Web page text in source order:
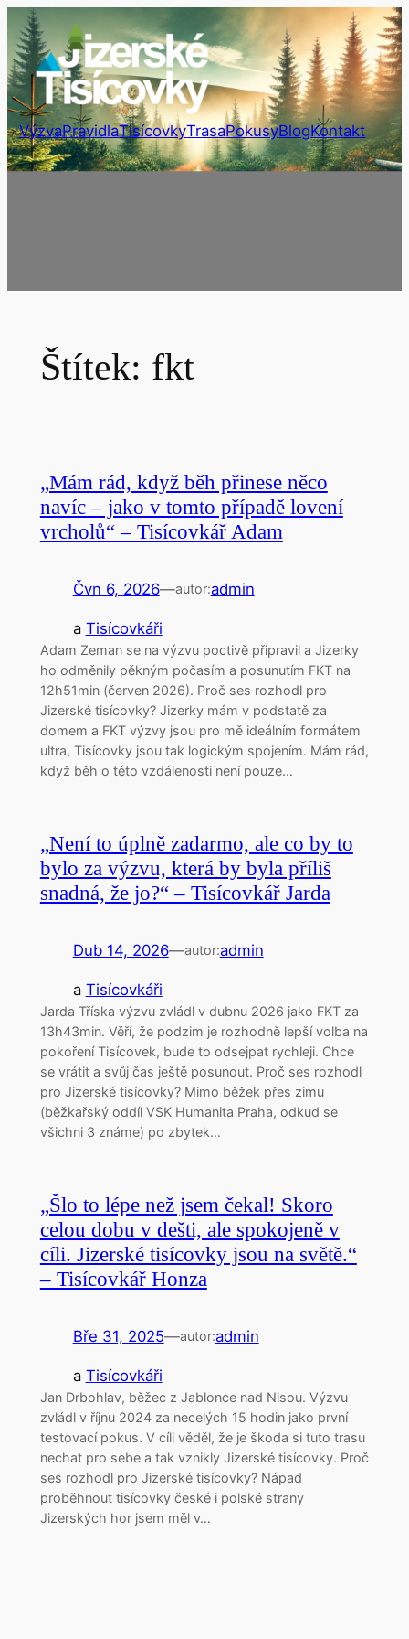
Přeskočit
na
obsah
VýzvaPravidlaTisícovkyTrasaPokusyBlogKontakt
Štítek: fkt
„Mám rád, když běh přinese něco
navíc – jako v tomto případě lovení
vrcholů“ – Tisícovkář Adam
Čvn 6, 2026—autor:admin
a Tisícovkáři
Adam Zeman se na výzvu poctivě připravil a Jizerky
ho odměnily pěkným počasím a posunutím FKT na
12h51min (červen 2026). Proč ses rozhodl pro
Jizerské tisícovky? Jizerky mám v podstatě za
domem a FKT výzvy jsou pro mě ideálním formátem
ultra, Tisícovky jsou tak logickým spojením. Mám rád,
když běh o této vzdálenosti není pouze…
„Není to úplně zadarmo, ale co by to
bylo za výzvu, která by byla příliš
snadná, že jo?“ – Tisícovkář Jarda
Dub 14, 2026—autor:admin
a Tisícovkáři
Jarda Tříska výzvu zvládl v dubnu 2026 jako FKT za
13h43min. Věří, že podzim je rozhodně lepší volba na
pokoření Tisícovek, bude to odsejpat rychleji. Chce
se vrátit a svůj čas ještě posunout. Proč ses rozhodl
pro Jizerské tisícovky? Mimo běžek přes zimu
(běžkařský oddíl VSK Humanita Praha, odkud se
všichni 3 známe) po zbytek…
„Šlo to lépe než jsem čekal! Skoro
celou dobu v dešti, ale spokojeně v
cíli. Jizerské tisícovky jsou na světě.“
– Tisícovkář Honza
Bře 31, 2025—autor:admin
a Tisícovkáři
Jan Drbohlav, běžec z Jablonce nad Nisou. Výzvu
zvládl v říjnu 2024 za necelých 15 hodin jako první
testovací pokus. V cíli věděl, že je škoda si tuto trasu
nechat pro sebe a tak vznikly Jizerské tisícovky. Proč
ses rozhodl pro Jizerské tisícovky? Nápad
proběhnout tisícovky české i polské strany
Jizerských hor jsem měl v…